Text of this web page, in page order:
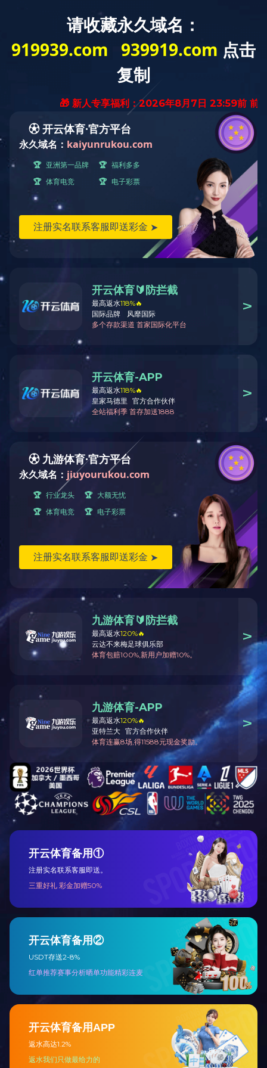
关于宏达 新闻中心 产品
备料工段
后处理工段
锯切与砂光工段
提升及输送设备
破碎及筛分设备
选矿设备
带式输送机托辊生产线
提升及输送设备
TH型斗式提升机是目前